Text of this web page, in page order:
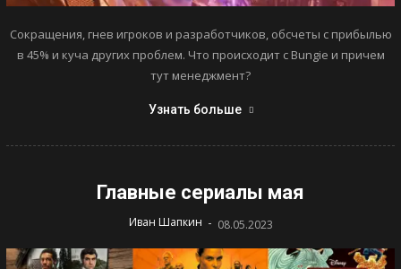
Сокращения, гнев игроков и разработчиков, обсчеты с прибылью
в 45% и куча других проблем. Что происходит с Bungie и причем
тут менеджмент?
Узнать больше
Главные сериалы мая
Иван Шапкин - 08.05.2023